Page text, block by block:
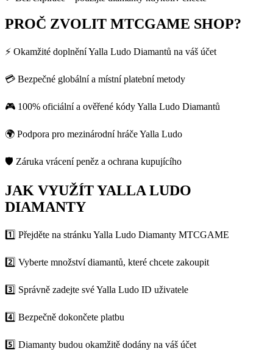
PROČ ZVOLIT MTCGAME SHOP?
⚡ Okamžité doplnění Yalla Ludo Diamantů na váš účet
💳 Bezpečné globální a místní platební metody
🎮 100% oficiální a ověřené kódy Yalla Ludo Diamantů
🌍 Podpora pro mezinárodní hráče Yalla Ludo
🛡 Záruka vrácení peněz a ochrana kupujícího
JAK VYUŽÍT YALLA LUDO
DIAMANTY
1️⃣ Přejděte na stránku Yalla Ludo Diamanty MTCGAME
2️⃣ Vyberte množství diamantů, které chcete zakoupit
3️⃣ Správně zadejte své Yalla Ludo ID uživatele
4️⃣ Bezpečně dokončete platbu
5️⃣ Diamanty budou okamžitě dodány na váš účet